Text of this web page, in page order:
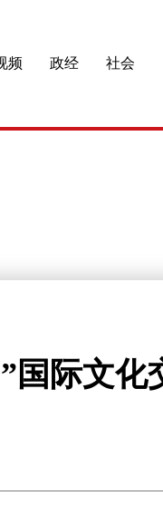
频 政经 社会
国际文化